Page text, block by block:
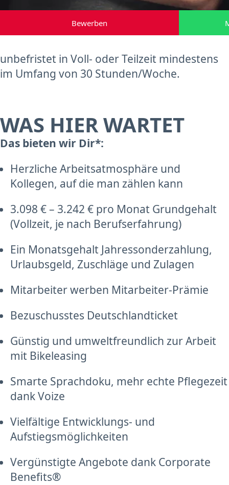
Bewerben
unbefristet in Voll- oder Teilzeit mindestens
im Umfang von 30 Stunden/Woche.
WAS HIER WARTET
Das bieten wir Dir*:
Herzliche Arbeitsatmosphäre und
Kollegen, auf die man zählen kann
3.098 € – 3.242 € pro Monat Grundgehalt
(Vollzeit, je nach Berufserfahrung)
Ein Monatsgehalt Jahressonderzahlung,
Urlaubsgeld, Zuschläge und Zulagen
Mitarbeiter werben Mitarbeiter-Prämie
Bezuschusstes Deutschlandticket
Günstig und umweltfreundlich zur Arbeit
mit Bikeleasing
Smarte Sprachdoku, mehr echte Pflegezeit
dank Voize
Vielfältige Entwicklungs- und
Aufstiegsmöglichkeiten
Vergünstigte Angebote dank Corporate
Benefits®